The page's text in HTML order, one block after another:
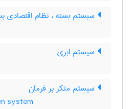
سبستم بسته ، نظام اقتصادی
سیستم ابری
سیستم متکر بر فرمان
system